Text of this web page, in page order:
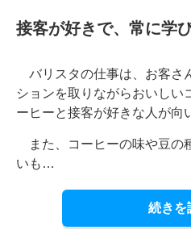
接客が好きで、常に学
バリスタの仕事は、お客さ
ションを取りながらおいしい
ーヒーと接客が好きな人が向
また、コーヒーの味や豆の
いも…
続きを